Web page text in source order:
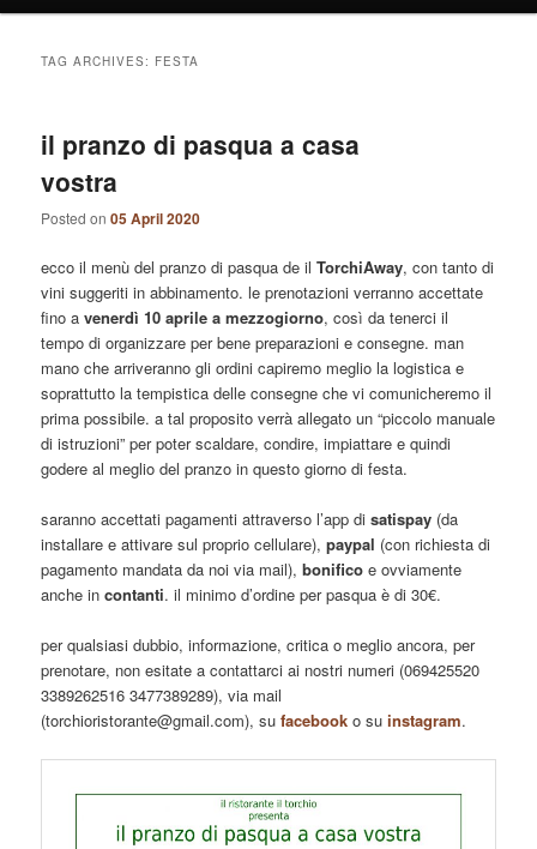
TAG ARCHIVES: FESTA
il pranzo di pasqua a casa
vostra
Posted on05 April 2020
ecco il menù del pranzo di pasqua de ilTorchiAway, con tanto di
vini suggeriti in abbinamento. le prenotazioni verranno accettate
fino avenerdì 10 aprile a mezzogiorno, così da tenerci il
tempo di organizzare per bene preparazioni e consegne. man
mano che arriveranno gli ordini capiremo meglio la logistica e
soprattutto la tempistica delle consegne che vi comunicheremo il
prima possibile. a tal proposito verrà allegato un “piccolo manuale
di istruzioni” per poter scaldare, condire, impiattare e quindi
godere al meglio del pranzo in questo giorno di festa.
saranno accettati pagamenti attraverso l’app disatispay (da
installare e attivare sul proprio cellulare),paypal (con richiesta di
pagamento mandata da noi via mail),bonificoe ovviamente
anche incontanti. il minimo d’ordine per pasqua è di 30€.
per qualsiasi dubbio, informazione, critica o meglio ancora, per
prenotare, non esitate a contattarci ai nostri numeri (069425520
3389262516 3477389289), via mail
(torchioristorante@gmail.com), sufacebook o suinstagram.